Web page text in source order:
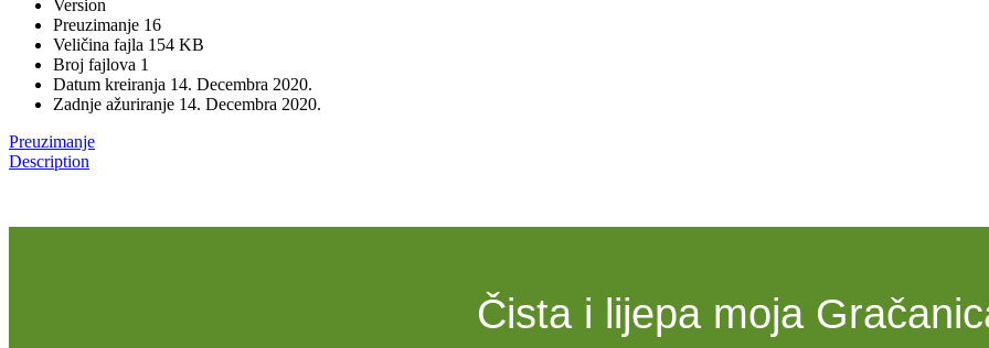
Version
Preuzimanje 16
Veličina fajla 154 KB
Broj fajlova 1
Datum kreiranja 14. Decembra 2020.
Zadnje ažuriranje 14. Decembra 2020.
Preuzimanje
Description
Čista i lijepa moja